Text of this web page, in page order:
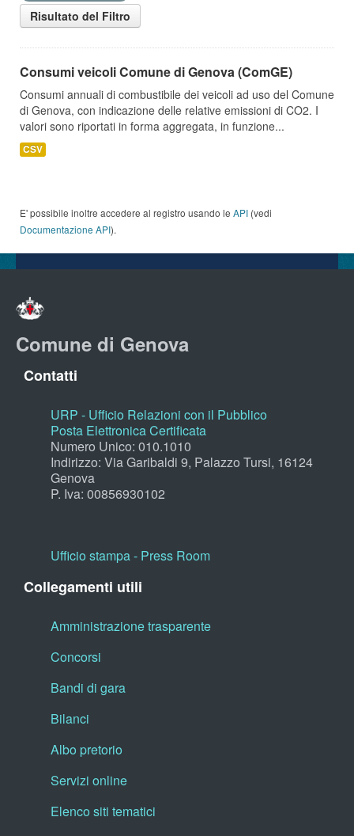
Risultato del Filtro
Consumi veicoli Comune di Genova (ComGE)
Consumi annuali di combustibile dei veicoli ad uso del Comune
di Genova, con indicazione delle relative emissioni di CO2. I
valori sono riportati in forma aggregata, in funzione...
CSV
E' possibile inoltre accedere al registro usando le API (vedi
Documentazione API).
Comune di Genova
Contatti
URP - Ufficio Relazioni con il Pubblico
Posta Elettronica Certificata
Numero Unico: 010.1010
Indirizzo: Via Garibaldi 9, Palazzo Tursi, 16124
Genova
P. Iva: 00856930102
Ufficio stampa - Press Room
Collegamenti utili
Amministrazione trasparente
Concorsi
Bandi di gara
Bilanci
Albo pretorio
Servizi online
Elenco siti tematici